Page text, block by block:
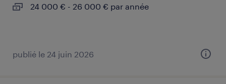
24 000 € - 26 000 € par année
publié le 24 juin 2026